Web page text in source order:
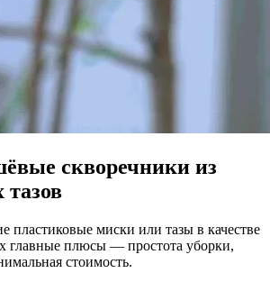
скворечники из
пластиковые миски или тазы в качестве
главные плюсы — простота уборки,
стоимость.